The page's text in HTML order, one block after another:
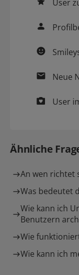
User
Neue
User
Ähnliche
An wen richtet
Was bedeutet
Wie kann ich
Benutzern
Wie
Wie kann ich